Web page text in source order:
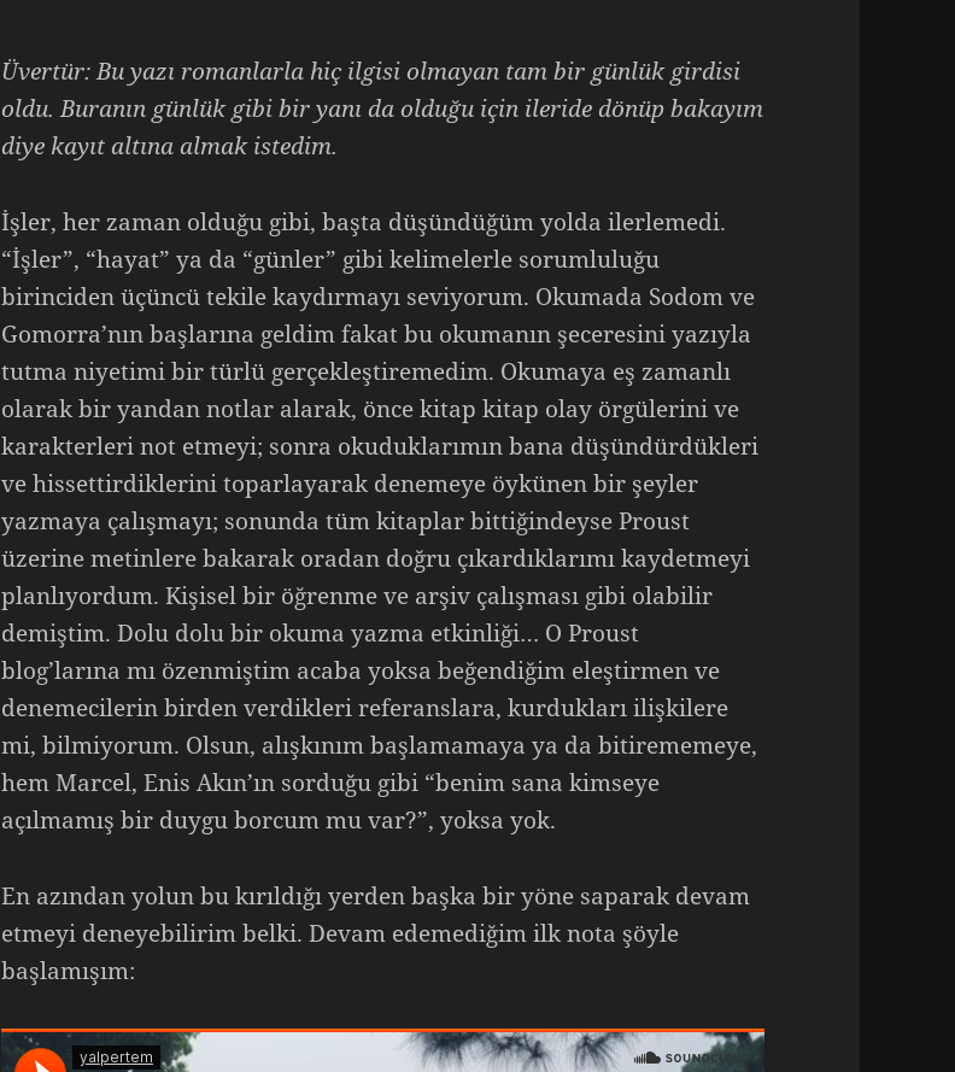
Üvertür: Bu yazı romanlarla hiç ilgisi olmayan tam bir günlük girdisi
oldu. Buranın günlük gibi bir yanı da olduğu için ileride dönüp bakayım
diye kayıt altına almak istedim.
İşler, her zaman olduğu gibi, başta düşündüğüm yolda ilerlemedi.
“İşler”, “hayat” ya da “günler” gibi kelimelerle sorumluluğu
birinciden üçüncü tekile kaydırmayı seviyorum. Okumada Sodom ve
Gomorra’nın başlarına geldim fakat bu okumanın şeceresini yazıyla
tutma niyetimi bir türlü gerçekleştiremedim. Okumaya eş zamanlı
olarak bir yandan notlar alarak, önce kitap kitap olay örgülerini ve
karakterleri not etmeyi; sonra okuduklarımın bana düşündürdükleri
ve hissettirdiklerini toparlayarak denemeye öykünen bir şeyler
yazmaya çalışmayı; sonunda tüm kitaplar bittiğindeyse Proust
üzerine metinlere bakarak oradan doğru çıkardıklarımı kaydetmeyi
planlıyordum. Kişisel bir öğrenme ve arşiv çalışması gibi olabilir
demiştim. Dolu dolu bir okuma yazma etkinliği… O Proust
blog’larına mı özenmiştim acaba yoksa beğendiğim eleştirmen ve
denemecilerin birden verdikleri referanslara, kurdukları ilişkilere
mi, bilmiyorum. Olsun, alışkınım başlamamaya ya da bitirememeye,
hem Marcel, Enis Akın’ın sorduğu gibi “benim sana kimseye
açılmamış bir duygu borcum mu var?”, yoksa yok.
En azından yolun bu kırıldığı yerden başka bir yöne saparak devam
etmeyi deneyebilirim belki. Devam edemediğim ilk nota şöyle
başlamışım: